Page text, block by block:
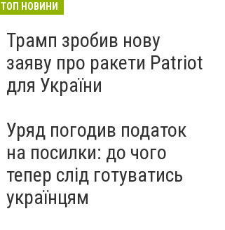
ТОП НОВИНИ
Трамп зробив нову
заяву про ракети Patriot
для України
Уряд погодив податок
на посилки: до чого
тепер слід готуватись
українцям